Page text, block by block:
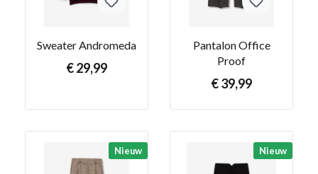
Sweater Andromeda
€ 29,99
Pantalon Office
Proof
€ 39,99
Nieuw Nieuw